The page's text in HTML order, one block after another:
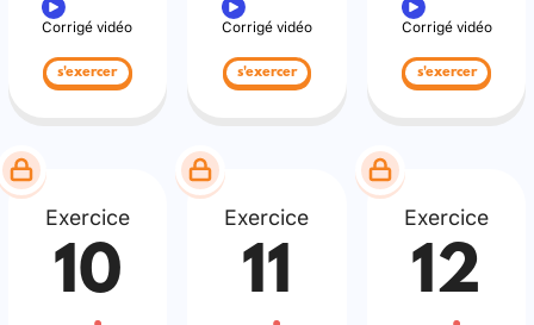
Corrigé vidéo
s'exercer
Corrigé vidéo
s'exercer
Corrigé vidéo
s'exercer
Exercice
10
Exercice
11
Exercice
12